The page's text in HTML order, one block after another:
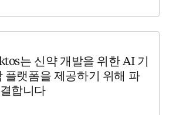
는 신약 개발을 위한 AI 기
랫폼을 제공하기 위해 파
합니다